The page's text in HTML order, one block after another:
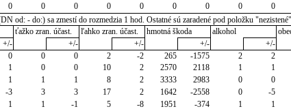
0 0 0 0 0 0 0 0 0
od: - do:) sa zmestí do rozmedzia 1 hod. Ostatné sú zaradené pod položku "nezistené"
ťažko zran. účast. ľahko zran. účast. hmotná škoda alkohol
+/- +/- +/- +/- +/-
0 0 0 2 -2 265 -1575 2 2
1 0 0 10 2 2570 2118 1 1
1 1 1 8 2 3333 2983 0 0
-3 3 3 17 2 1642 -2558 0 -5
1 1 -1 5 -8 1951 -374 1 1